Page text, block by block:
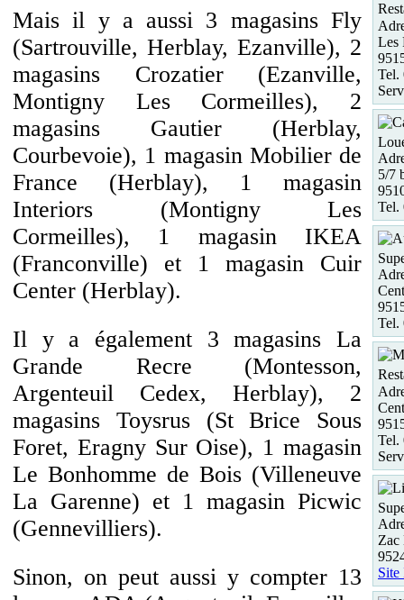
Mais il y a aussi 3 magasins Fly
(Sartrouville, Herblay, Ezanville), 2
magasins Crozatier (Ezanville,
Montigny Les Cormeilles), 2
magasins Gautier (Herblay,
Courbevoie), 1 magasin Mobilier de
France (Herblay), 1 magasin
Interiors (Montigny Les
Cormeilles), 1 magasin IKEA
(Franconville) et 1 magasin Cuir
Center (Herblay).
Il y a également 3 magasins La
Grande Recre (Montesson,
Argenteuil Cedex, Herblay), 2
magasins Toysrus (St Brice Sous
Foret, Eragny Sur Oise), 1 magasin
Le Bonhomme de Bois (Villeneuve
La Garenne) et 1 magasin Picwic
(Gennevilliers).
Sinon, on peut aussi y compter 13
Les
Tel.
5/7
Tel.
Tel.
Tel.
Zac
Site